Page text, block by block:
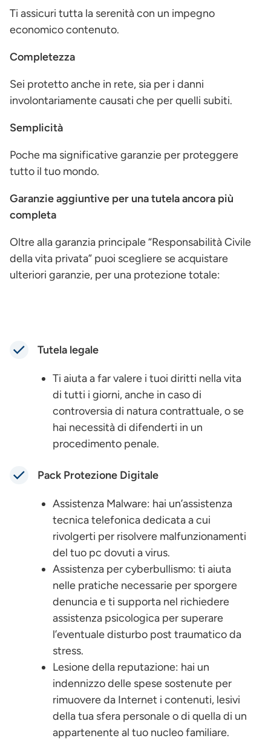
Ti assicuri tutta la serenità con un impegno
economico contenuto.
Completezza
Sei protetto anche in rete, sia per i danni
involontariamente causati che per quelli subiti.
Semplicità
Poche ma significative garanzie per proteggere
tutto il tuo mondo.
Garanzie aggiuntive per una tutela ancora più
completa
Oltre alla garanzia principale “Responsabilità Civile
della vita privata” puoi scegliere se acquistare
ulteriori garanzie, per una protezione totale:
Tutela legale
Ti aiuta a far valere i tuoi diritti nella vita
di tutti i giorni, anche in caso di
controversia di natura contrattuale, o se
hai necessità di difenderti in un
procedimento penale.
Pack Protezione Digitale
Assistenza Malware: hai un’assistenza
tecnica telefonica dedicata a cui
rivolgerti per risolvere malfunzionamenti
del tuo pc dovuti a virus.
Assistenza per cyberbullismo: ti aiuta
nelle pratiche necessarie per sporgere
denuncia e ti supporta nel richiedere
assistenza psicologica per superare
l’eventuale disturbo post traumatico da
stress.
Lesione della reputazione: hai un
indennizzo delle spese sostenute per
rimuovere da Internet i contenuti, lesivi
della tua sfera personale o di quella di un
appartenente al tuo nucleo familiare.